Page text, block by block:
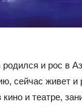
и рос в
сейчас живет и
и театре,